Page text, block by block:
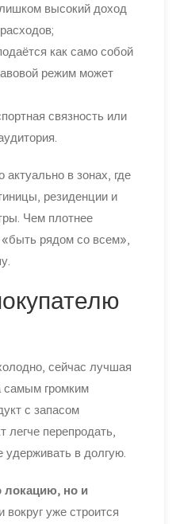
высокий доход
как само собой
режим может
связность или
в зонах, где
резиденции и
Чем плотнее
«быть рядом со всем»,
сейчас лучшая
самым громким
с запасом
легче перепродать,
в долгую.
локацию, но и
вокруг уже строится